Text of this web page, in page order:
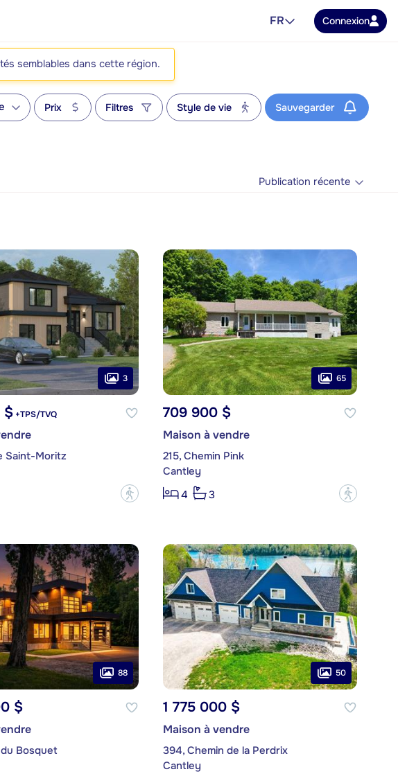
FR Connexion
semblables dans cette région.
Prix Filtres Style de vie Sauvegarder
Publication récente
3
$+TPS/TVQ
Saint-Moritz
?
65
709 900 $
Maison à vendre
215, Chemin Pink
Cantley
4
3 ?
88
$
Bosquet
50
1 775 000 $
Maison à vendre
394, Chemin de la Perdrix
Cantley